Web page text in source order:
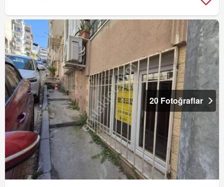
20 Fotoğraflar